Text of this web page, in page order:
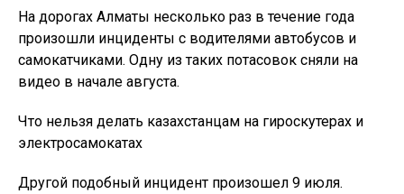
На дорогах Алматы несколько раз в течение года
произошли инциденты с водителями автобусов и
самокатчиками. Одну из таких потасовок сняли на
видео в начале августа.
Что нельзя делать казахстанцам на гироскутерах и
электросамокатах
Другой подобный инцидент произошел 9 июля.